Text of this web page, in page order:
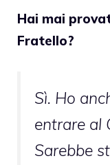
Hai mai
Fratello?
Sì. Ho
entrare al
Sarebbe